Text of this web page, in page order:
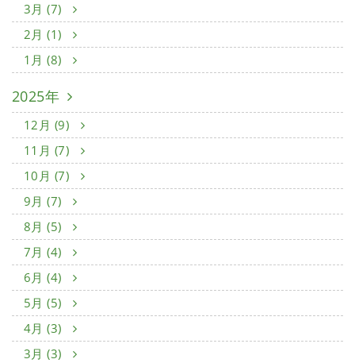
3月 (7)
2月 (1)
1月 (8)
2025年
12月 (9)
11月 (7)
10月 (7)
9月 (7)
8月 (5)
7月 (4)
6月 (4)
5月 (5)
4月 (3)
3月 (3)